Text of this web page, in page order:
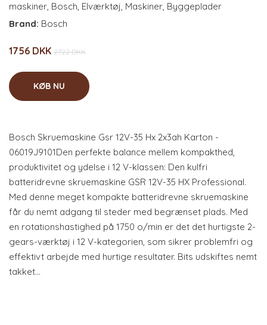
maskiner, Bosch, Elværktøj, Maskiner, Byggeplader
Brand: Bosch
1756 DKK 2722 DKK
KØB NU
Bosch Skruemaskine Gsr 12V-35 Hx 2x3ah Karton -
06019J9101Den perfekte balance mellem kompakthed,
produktivitet og ydelse i 12 V-klassen: Den kulfri
batteridrevne skruemaskine GSR 12V-35 HX Professional.
Med denne meget kompakte batteridrevne skruemaskine
får du nemt adgang til steder med begrænset plads. Med
en rotationshastighed på 1750 o/min er det det hurtigste 2-
gears-værktøj i 12 V-kategorien, som sikrer problemfri og
effektivt arbejde med hurtige resultater. Bits udskiftes nemt
takket…